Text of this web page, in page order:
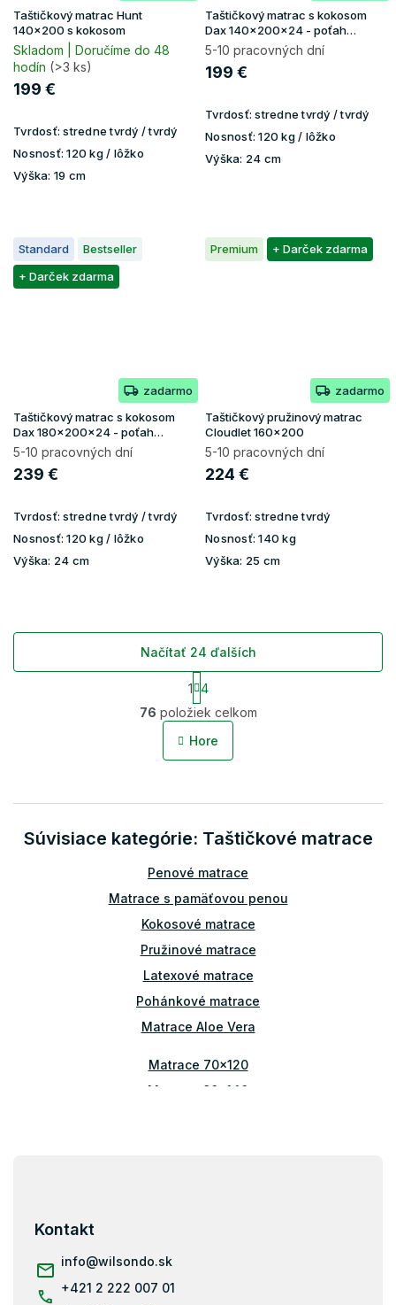
Taštičkový matrac Hunt
140x200 s kokosom
Skladom | Doručíme do 48
hodín (>3 ks)
199 €
Tvrdosť: stredne tvrdý / tvrdý
Nosnosť: 120 kg / lôžko
Výška: 19 cm
Taštičkový matrac s kokosom
Dax 140x200x24 - poťah
Lavender
5-10 pracovných dní
199 €
Tvrdosť: stredne tvrdý / tvrdý
Nosnosť: 120 kg / lôžko
Výška: 24 cm
Standard
Bestseller
+ Darček zdarma
zadarmo
Taštičkový matrac s kokosom
Dax 180x200x24 - poťah
Lavender
5-10 pracovných dní
239 €
Tvrdosť: stredne tvrdý / tvrdý
Nosnosť: 120 kg / lôžko
Výška: 24 cm
Premium + Darček zdarma
zadarmo
Taštičkový pružinový matrac
Cloudlet 160x200
5-10 pracovných dní
224 €
Tvrdosť: stredne tvrdý
Nosnosť: 140 kg
Výška: 25 cm
O
v
l
c
e
r
v
k
y
v
ý
p
s
u
Načítať 24 ďalších
S
t
r
á
n
a
e
1 4
76 položiek celkom
Hore
Súvisiace kategórie: Taštičkové matrace
Penové matrace
Matrace s pamäťovou penou
Kokosové matrace
Pružinové matrace
Latexové matrace
Pohánkové matrace
Matrace Aloe Vera
Matrace 70x120
Matrace 80x140
Matrace 80x190
Matrace 90x190
Kontakt
info@wilsondo.sk
+421 2 222 007 01